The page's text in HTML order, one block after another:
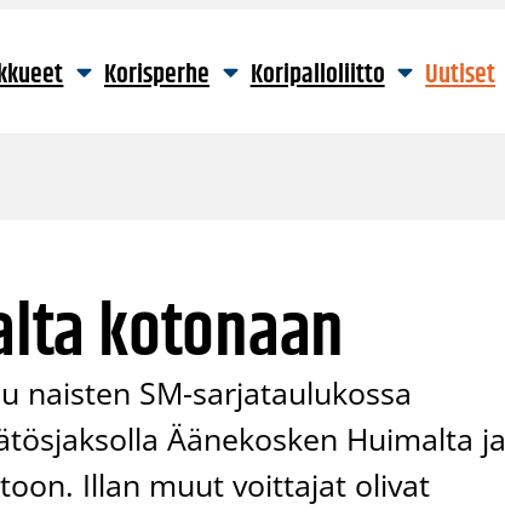
Korisperhe Koripalloliitto Uutiset
kotonaan
naisten SM-sarjataulukossa
Äänekosken Huimalta ja
Illan muut voittajat olivat